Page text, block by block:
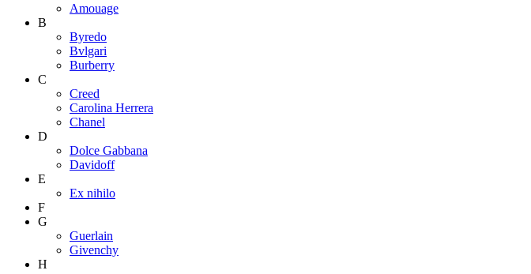
Amouage
B
Byredo
Bvlgari
Burberry
C
Creed
Carolina Herrera
Chanel
D
Dolce Gabbana
Davidoff
E
Ex nihilo
F
G
Guerlain
Givenchy
H